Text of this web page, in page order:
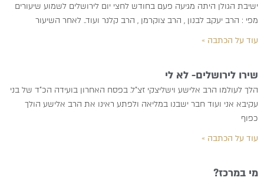
ישיבת הגולן היתה מגיעה פעם בחודש לחצי יום לירושלים לשמוע שיעורים
מפי : הרב יעקב לבנון , הרב צוקרמן , הרב קלנר ועוד.. לאחר השיעור
עוד על הכתבה »
שירו לירושלים- לא לי
הלך לעולמו הרב אלישע וישליצקי זצ”ל. בפסח האחרון בועידה הכ”ד של בני
עקיבא אני ועוד חבר ישבנו במליאה ולפתע ראינו את הרב אלישע הולך
כפוף
עוד על הכתבה »
מי במרכז?